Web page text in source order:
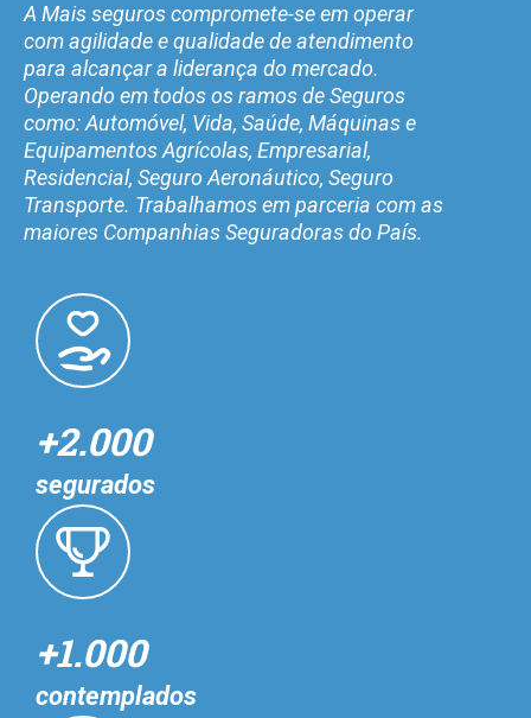
A Mais seguros compromete-se em operar
com agilidade e qualidade de atendimento
para alcançar a liderança do mercado.
Operando em todos os ramos de Seguros
como: Automóvel, Vida, Saúde, Máquinas e
Equipamentos Agrícolas, Empresarial,
Residencial, Seguro Aeronáutico, Seguro
Transporte. Trabalhamos em parceria com as
maiores Companhias Seguradoras do País.
+2.000
segurados
+1.000
contemplados